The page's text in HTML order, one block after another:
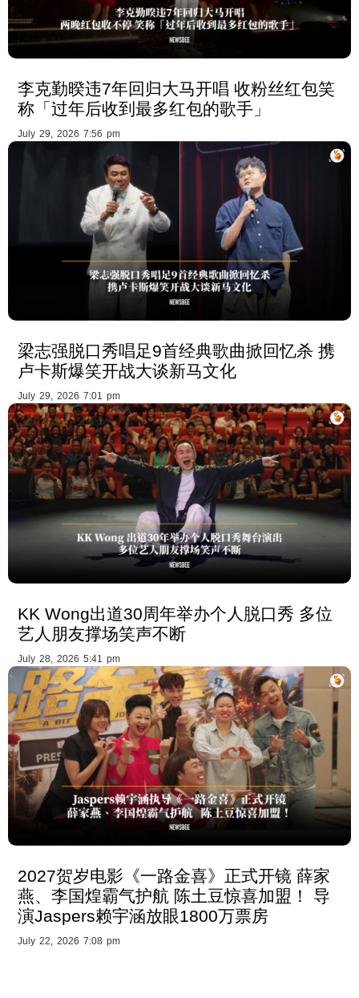
李克勤暌违7年回归大马开唱 收粉丝红包笑
称「过年后收到最多红包的歌手」
July 29, 2026 7:56 pm
梁志强脱口秀唱足9首经典歌曲掀回忆杀 携
卢卡斯爆笑开战大谈新马文化
July 29, 2026 7:01 pm
KK Wong出道30周年举办个人脱口秀 多位
艺人朋友撑场笑声不断
July 28, 2026 5:41 pm
2027贺岁电影《一路金喜》正式开镜 薛家
燕、李国煌霸气护航 陈土豆惊喜加盟！ 导
演Jaspers赖宇涵放眼1800万票房
July 22, 2026 7:08 pm